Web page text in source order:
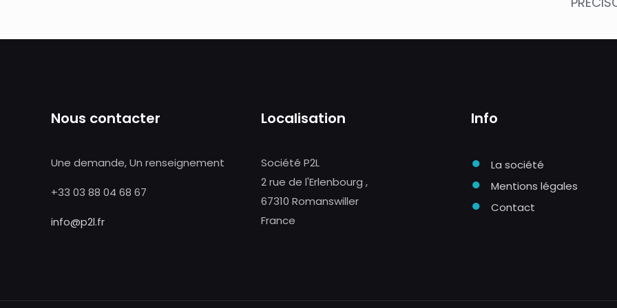
Nous contacter
Une demande, Un renseignement
+33 03 88 04 68 67
info@p2l.fr
Localisation
Société P2L
2 rue de l'Erlenbourg ,
67310 Romanswiller
France
Info
● La société
● Mentions légales
● Contact